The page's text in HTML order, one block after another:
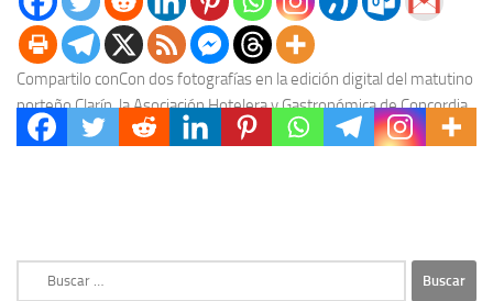
Compartilo conCon dos fotografías en la edición digital del matutino
porteño Clarín, la Asociación Hotelera y Gastronómica de Concordia
y la Región hizo visible en...